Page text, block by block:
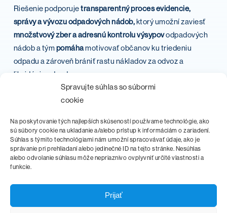
Spravujte súhlas so súbormi
cookie
Na poskytovanie tých najlepších skúseností používame technológie, ako
sú súbory cookie na ukladanie a/alebo prístup k informáciám o zariadení.
Súhlas s týmito technológiami nám umožní spracovávať údaje, ako je
správanie pri prehliadaní alebo jedinečné ID na tejto stránke. Nesúhlas
alebo odvolanie súhlasu môže nepriaznivo ovplyvniť určité vlastnosti a
funkcie.
Prijať
Riešenie podporujetransparentný proces evidencie,
správy a vývozu odpadových nádob,ktorý umožní zaviesť
množstvový zber a adresnú kontrolu výsypovodpadových
nádob a týmpomáhamotivovať občanov ku triedeniu
odpadu a zároveň brániť rastu nákladov za odvoz a
likvidáciu odpadu.